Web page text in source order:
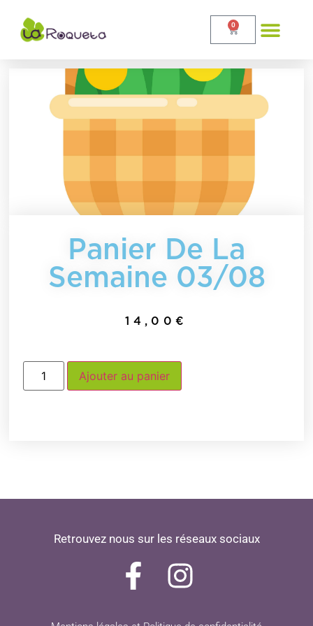
0
Panier De La
Semaine 03/08
14,00€
Ajouter au panier
Retrouvez nous sur les réseaux sociaux